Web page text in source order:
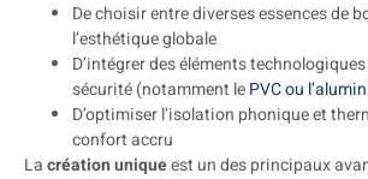
De choisir entre diverses essences de
l’esthétique globale
D’intégrer des éléments
sécurité (notamment lePVC ou
D’optimiser l’isolation phonique et
confort accru
Lacréation uniqueest un des principaux